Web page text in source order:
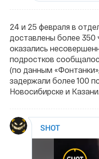
24 и 25 февраля в
доставлены более 350
оказались
подростков
(по данным
задержали более 100
Новосибирске и Казани.